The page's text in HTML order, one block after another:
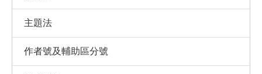
主題法
作者號及輔助區分號